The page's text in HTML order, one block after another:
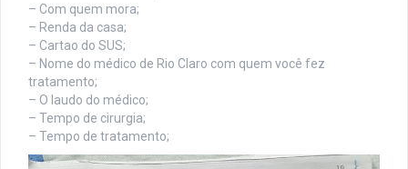
– Com quem mora;
– Renda da casa;
– Cartao do SUS;
– Nome do médico de Rio Claro com quem você fez
tratamento;
– O laudo do médico;
– Tempo de cirurgia;
– Tempo de tratamento;